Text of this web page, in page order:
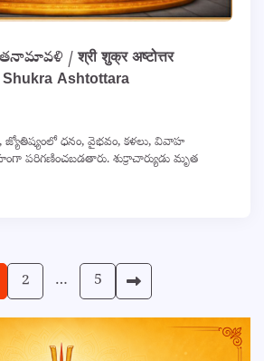
శతనామావళి / श्री शुक्र अष्टोत्तर
Shukra Ashtottara
జ్యోతిష్యంలో ధనం, వైభవం, కళలు, వివాహ
పరిగణించబడతారు. శుక్రాచార్యుడు మృత
2 … 5